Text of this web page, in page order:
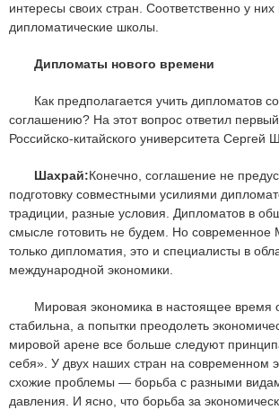
интересы своих стран. Соответственно у
дипломатические школы.
Дипломаты нового времени
Как предполагается учить дипломатов
соглашению? На этот вопрос ответил
Российско-китайского университета Сергей
Шахрай:Конечно, соглашение не
подготовку совместными усилиями
традиции, разные условия. Дипломатов в
смысле готовить не будем. Но
только дипломатия, это и специалисты в
международной экономики.
Мировая экономика в настоящее время
стабильна, а попытки преодолеть
мировой арене все больше следуют
себя». У двух наших стран на современном
схожие проблемы — борьба с разными
давления. И ясно, что борьба за